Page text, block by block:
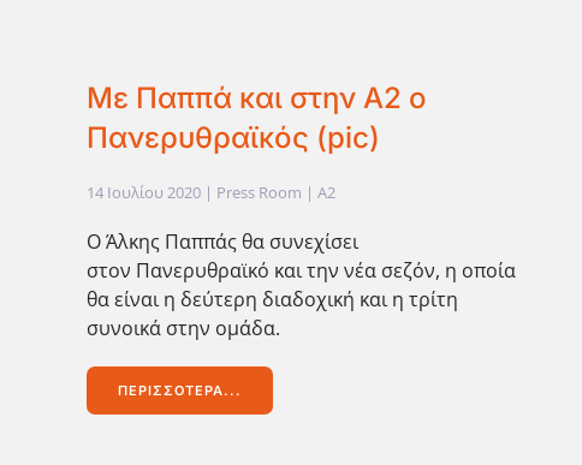
Με Παππά και στην Α2 ο
Πανερυθραϊκός (pic)
14 Ιουλίου 2020 | Press Room | A2
O Άλκης Παππάς θα συνεχίσει
στον Πανερυθραϊκό και την νέα σεζόν, η οποία
θα είναι η δεύτερη διαδοχική και η τρίτη
συνοικά στην ομάδα.
ΠΕΡΙΣΣΌΤΕΡΑ...